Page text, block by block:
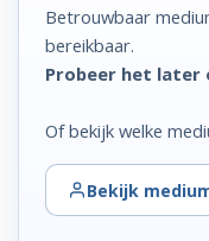
Betrouwbaar
bereikbaar.
Probeer het later
Of bekijk welke
Bekijk